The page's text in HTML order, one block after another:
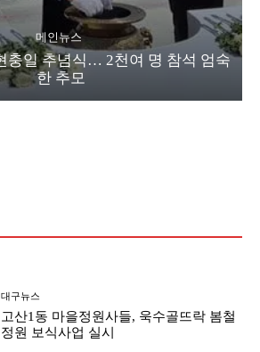
메인뉴스
충일 추념식… 2천여 명 참석 엄숙
한 추모
대구뉴스
고산1동 마을정원사들, 욱수골뜨락 봄철
정원 보식사업 실시